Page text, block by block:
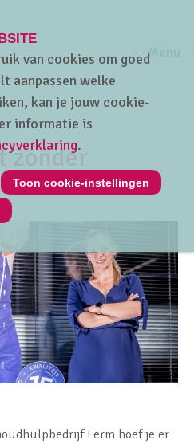
Jump
Menu
zonder
Ferm hoef je er
van cookies om goed
aanpassen welke
kan je jouw cookie-
informatie is
.
Toon cookie-instellingen